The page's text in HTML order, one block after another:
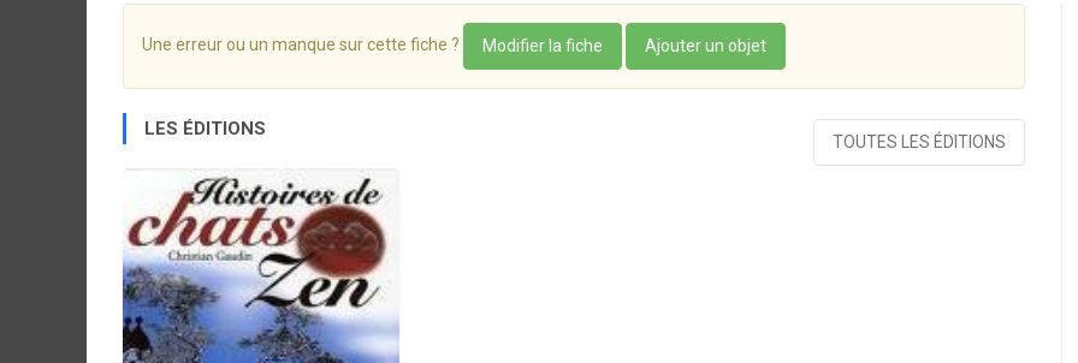
Une erreur ou un manque sur cette fiche ? Modifier la fiche Ajouter un objet
LES ÉDITIONS
TOUTES LES ÉDITIONS